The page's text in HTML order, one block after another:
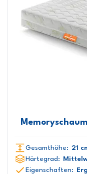
Gesamthöhe: 21
Härtegrad:
Eigenschaften: